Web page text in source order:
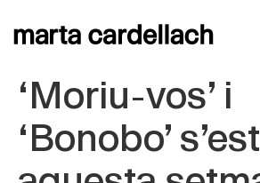
‘Moriu-vos’ i
‘Bonobo’